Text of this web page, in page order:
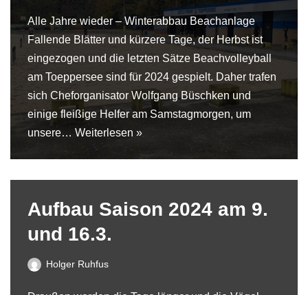
Alle Jahre wieder – Winterabbau Beachanlage
Fallende Blätter und kürzere Tage, der Herbst ist
eingezogen und die letzten Sätze Beachvolleyball
am Toeppersee sind für 2024 gespielt. Daher trafen
sich Cheforganisator Wolfgang Büschken und
einige fleißige Helfer am Samstagmorgen, um
unsere… Weiterlesen »
Aufbau Saison 2024 am 9.
und 16.3.
Holger Ruhfus